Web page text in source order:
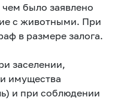
было заявлено
с животными. При
в размере залога.
заселении,
имущества
и при соблюдении